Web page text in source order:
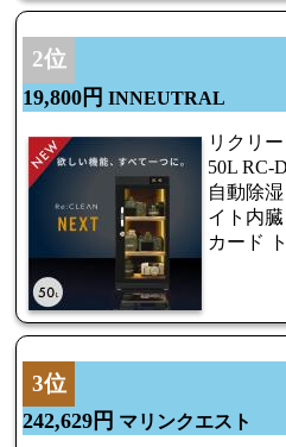
2位
19,800円 INNEUTRAL
リクリ
50L RC-
自動除
イト内
カード
3位
242,629円 マリンクエスト